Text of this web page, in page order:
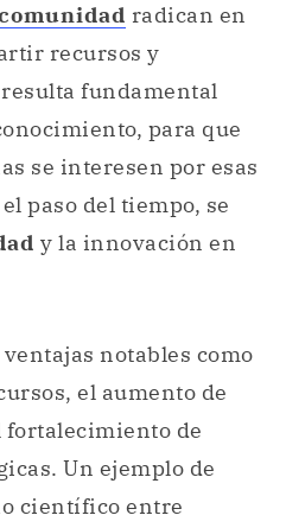
radican en
recursos y
fundamental
para que
se interesen por esas
paso del tiempo, se
y la innovación en
notables como
el aumento de
de
Un ejemplo de
científico entre